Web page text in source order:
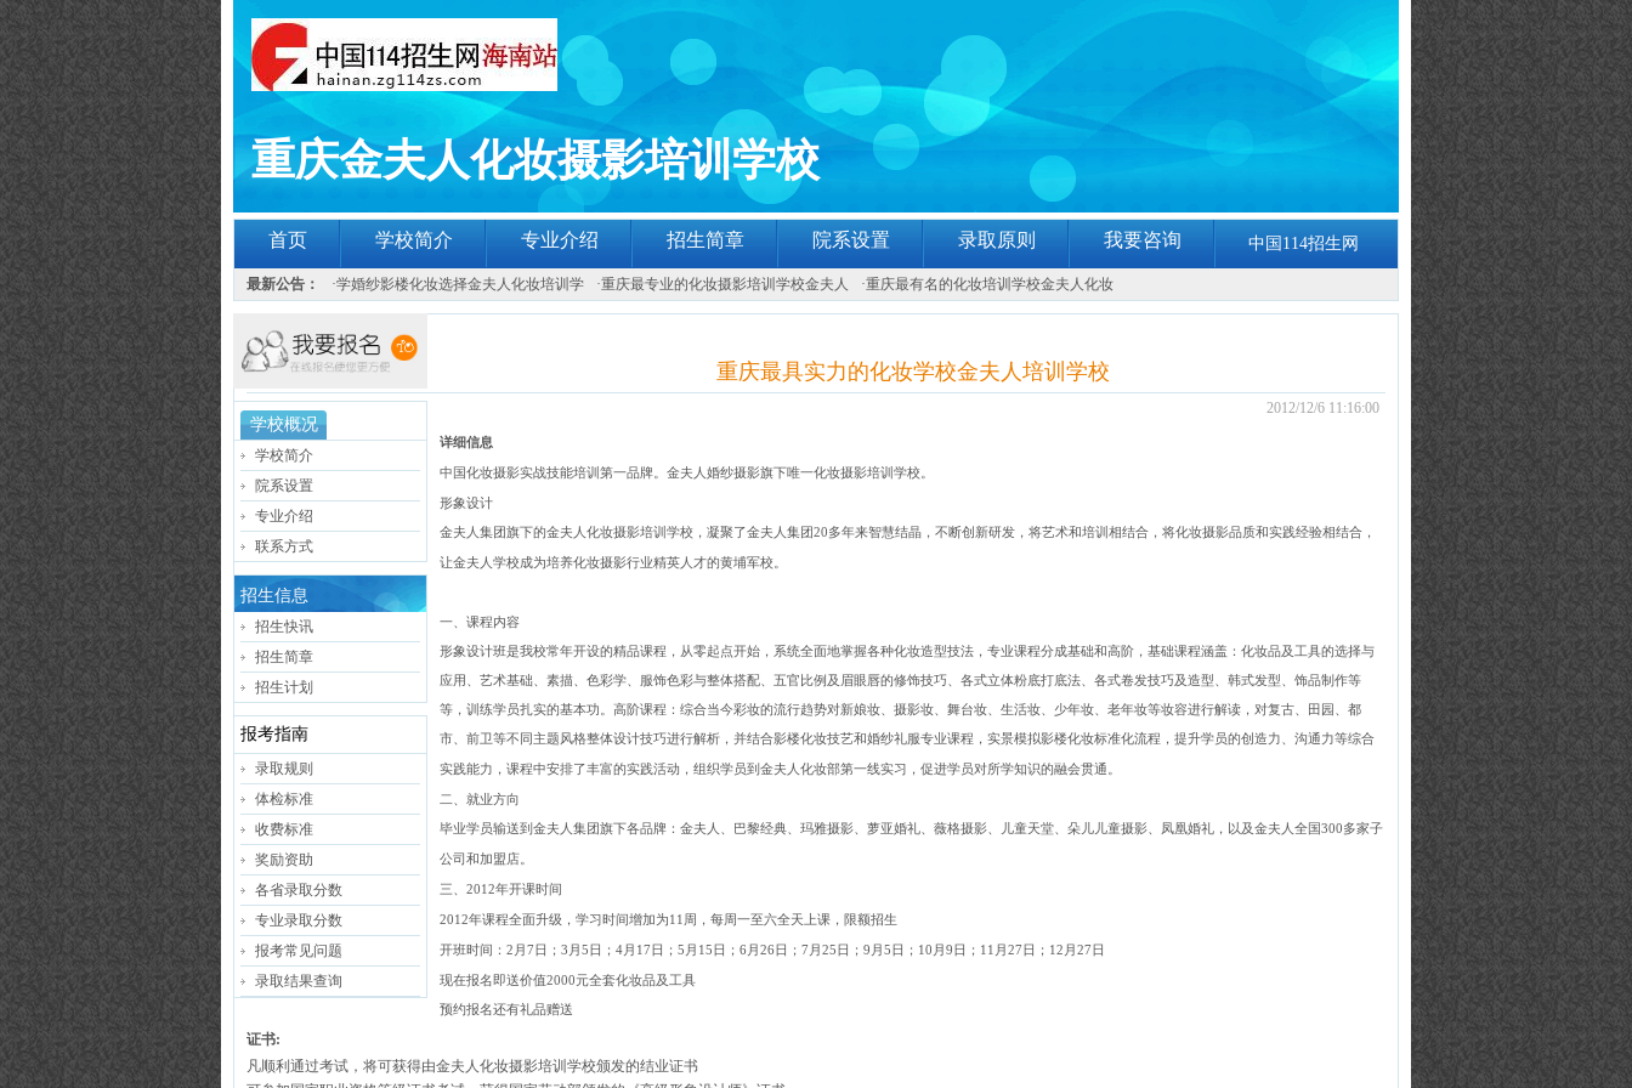
重庆金夫人化妆摄影培训学校
首页 学校简介 专业介绍 招生简章 院系设置 录取原则 我要咨询 中国114招生网
最新公告： ·学婚纱影楼化妆选择金夫人化妆培训学 ·重庆最专业的化妆摄影培训学校金夫人 ·重庆最有名的化妆培训学校金夫人化妆
学校概况
学校简介
院系设置
专业介绍
联系方式
招生信息
招生快讯
招生简章
招生计划
报考指南
录取规则
体检标准
收费标准
奖励资助
各省录取分数
专业录取分数
报考常见问题
录取结果查询
重庆最具实力的化妆学校金夫人培训学校
2012/12/6 11:16:00
详细信息
中国化妆摄影实战技能培训第一品牌。金夫人婚纱摄影旗下唯一化妆摄影培训学校。
形象设计
金夫人集团旗下的金夫人化妆摄影培训学校，凝聚了金夫人集团20多年来智慧结晶，不断创新研发，将艺术和培训相结合，将化妆摄影品质和实践经验相结合，
让金夫人学校成为培养化妆摄影行业精英人才的黄埔军校。
一、课程内容
形象设计班是我校常年开设的精品课程，从零起点开始，系统全面地掌握各种化妆造型技法，专业课程分成基础和高阶，基础课程涵盖：化妆品及工具的选择与
应用、艺术基础、素描、色彩学、服饰色彩与整体搭配、五官比例及眉眼唇的修饰技巧、各式立体粉底打底法、各式卷发技巧及造型、韩式发型、饰品制作等
等，训练学员扎实的基本功。高阶课程：综合当今彩妆的流行趋势对新娘妆、摄影妆、舞台妆、生活妆、少年妆、老年妆等妆容进行解读，对复古、田园、都
市、前卫等不同主题风格整体设计技巧进行解析，并结合影楼化妆技艺和婚纱礼服专业课程，实景模拟影楼化妆标准化流程，提升学员的创造力、沟通力等综合
实践能力，课程中安排了丰富的实践活动，组织学员到金夫人化妆部第一线实习，促进学员对所学知识的融会贯通。
二、就业方向
毕业学员输送到金夫人集团旗下各品牌：金夫人、巴黎经典、玛雅摄影、萝亚婚礼、薇格摄影、儿童天堂、朵儿儿童摄影、凤凰婚礼，以及金夫人全国300多家子
公司和加盟店。
三、 2012年开课时间
2012年课程全面升级，学习时间增加为11 周，每周一至六全天上课，限额招生
开班时间： 2 月 7 日； 3 月 5 日； 4月 17 日； 5 月 15 日； 6 月 26 日； 7 月 25 日； 9 月 5 日； 10 月 9 日； 11 月 27 日； 12 月 27 日
现在报名即送价值2000元全套化妆品及工具
预约报名还有礼品赠送
证书:
凡顺利通过考试，将可获得由金夫人化妆摄影培训学校颁发的结业证书